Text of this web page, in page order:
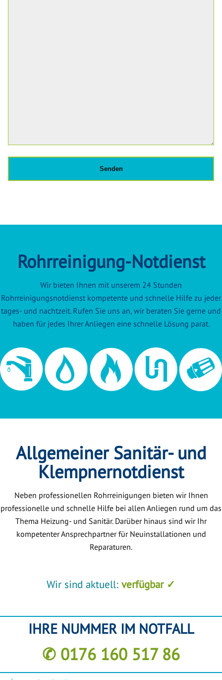
Rohrreinigung-Notdienst
Wir bieten Ihnen mit unserem 24 Stunden
Rohrreinigungsnotdienst kompetente und schnelle Hilfe zu jeder
tages- und nachtzeit. Rufen Sie uns an, wir beraten Sie gerne und
haben für jedes Ihrer Anliegen eine schnelle Lösung parat.
Allgemeiner Sanitär- und
Klempnernotdienst
Neben professionellen Rohrreinigungen bieten wir Ihnen
professionelle und schnelle Hilfe bei allen Anliegen rund um das
Thema Heizung- und Sanitär. Darüber hinaus sind wir Ihr
kompetenter Ansprechpartner für Neuinstallationen und
Reparaturen.
Wir sind aktuell: verfügbar ✓
IHRE NUMMER IM NOTFALL
✆ 0176 160 517 86